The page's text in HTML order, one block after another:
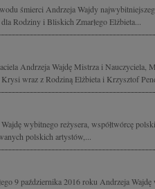
śmierci Andrzeja Wajdy
Rodziny i Bliskich Zmarłego Elżbieta...
Andrzeja Wajdę Mistrza i Nauczyciela,
wraz z Rodziną Elżbieta i Krzysztof
wybitnego reżysera, współtwórcę
polskich artystów,...
9 października 2016 roku Andrzeja Wajdę